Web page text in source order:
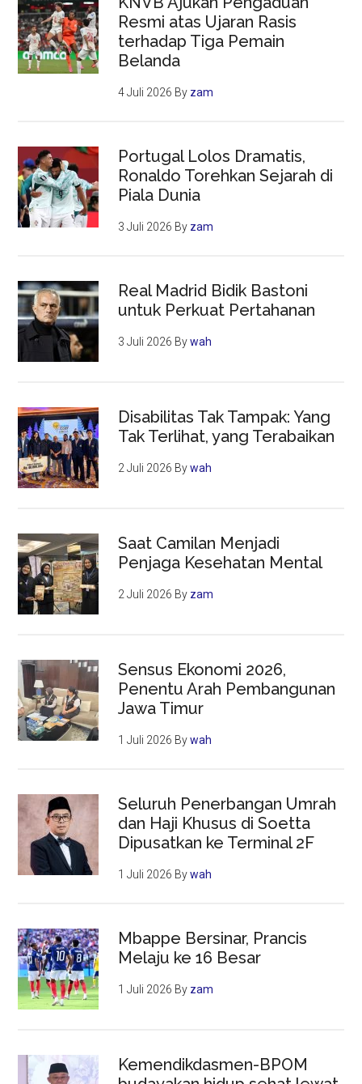
Resmi atas Ujaran Rasis
terhadap Tiga Pemain
Belanda
4 Juli 2026 By zam
Portugal Lolos Dramatis,
Ronaldo Torehkan Sejarah di
Piala Dunia
3 Juli 2026 By zam
Real Madrid Bidik Bastoni
untuk Perkuat Pertahanan
3 Juli 2026 Bywah
Disabilitas Tak Tampak: Yang
Tak Terlihat, yang Terabaikan
2 Juli 2026 Bywah
Saat Camilan Menjadi
Penjaga Kesehatan Mental
2 Juli 2026 By zam
Sensus Ekonomi 2026,
Penentu Arah Pembangunan
Jawa Timur
1 Juli 2026 Bywah
Seluruh Penerbangan Umrah
dan Haji Khusus di Soetta
Dipusatkan ke Terminal 2F
1 Juli 2026 Bywah
Mbappe Bersinar, Prancis
Melaju ke 16 Besar
1 Juli 2026 By zam
Kemendikdasmen-BPOM